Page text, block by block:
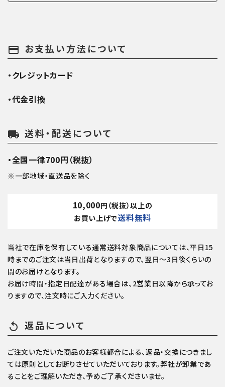
payment お支払い方法について
・クレジットカード
・代金引換
local_shipping 送料・配送について
・全国一律700円（税抜）
※一部地域・直送品を除く
10,000円（税抜）以上の
お買い上げで送料無料
当社で在庫を保有している通常送料対象商品については、平日15
時までのご注文は当日出荷となりますので、翌日～3日後くらいの
間のお届けとなります。
お届け時間・指定日配達がある場合は、2営業日以降から承ってお
りますので、注文時にご入力ください。
replay 返品について
ご注文いただいた商品のお客様都合による、返品・交換につきまし
ては原則としてお断りさせていただいております。弊社が卸業であ
ることをご理解いただき、予めご了承くださいませ。